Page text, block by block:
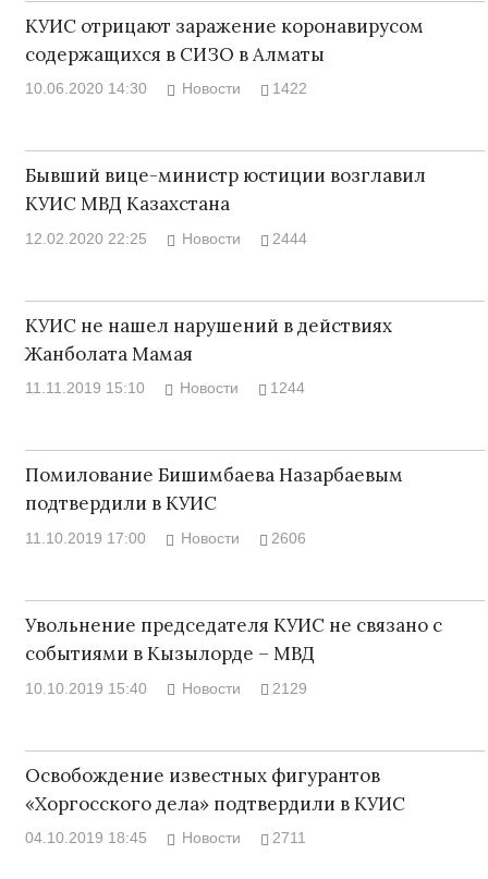
КУИС отрицают заражение коронавирусом
содержащихся в СИЗО в Алматы
10.06.2020 14:30 Новости 1422
Бывший вице-министр юстиции возглавил
КУИС МВД Казахстана
12.02.2020 22:25 Новости 2444
КУИС не нашел нарушений в действиях
Жанболата Мамая
11.11.2019 15:10 Новости 1244
Помилование Бишимбаева Назарбаевым
подтвердили в КУИС
11.10.2019 17:00 Новости 2606
Увольнение председателя КУИС не связано с
событиями в Кызылорде – МВД
10.10.2019 15:40 Новости 2129
Освобождение известных фигурантов
«Хоргосского дела» подтвердили в КУИС
04.10.2019 18:45 Новости 2711